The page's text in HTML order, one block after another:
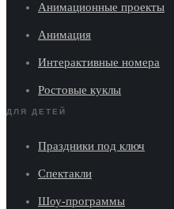
Анимационные проекты
Анимация
Интерактивные номера
Ростовые куклы
ДЛЯ ДЕТЕЙ
Праздники под ключ
Спектакли
Шоу-программы